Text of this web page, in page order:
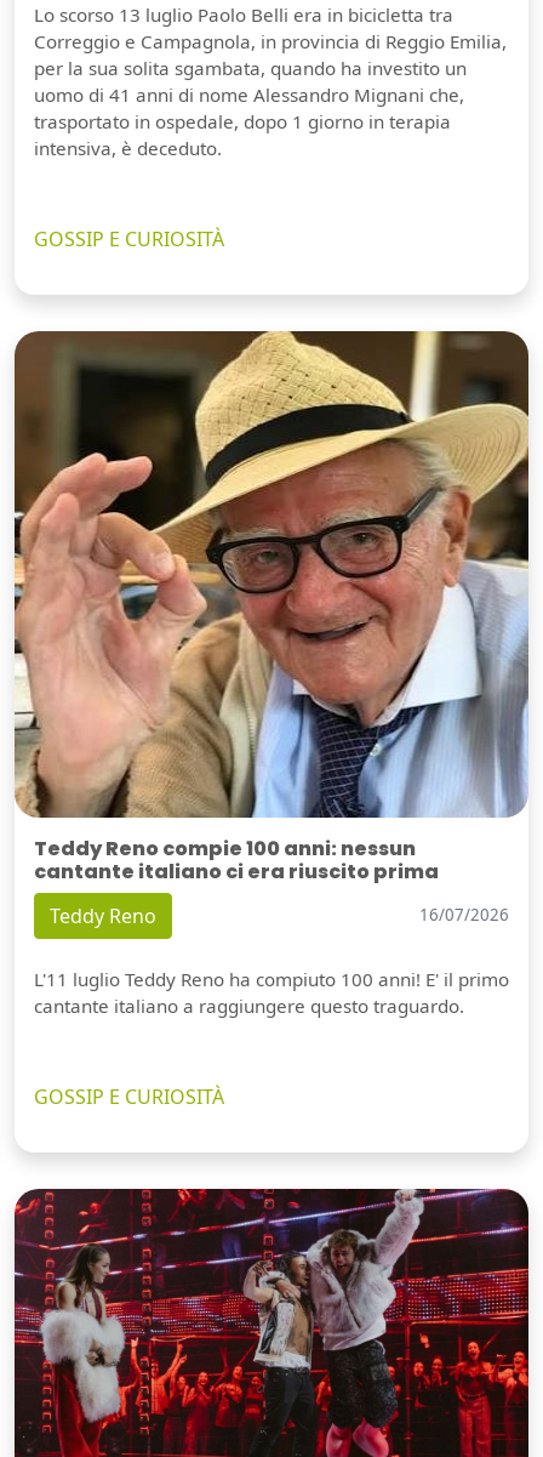
Lo scorso 13 luglio Paolo Belli era in bicicletta tra
Correggio e Campagnola, in provincia di Reggio Emilia,
per la sua solita sgambata, quando ha investito un
uomo di 41 anni di nome Alessandro Mignani che,
trasportato in ospedale, dopo 1 giorno in terapia
intensiva, è deceduto.
GOSSIP E CURIOSITÀ
Teddy Reno compie 100 anni: nessun
cantante italiano ci era riuscito prima
Teddy Reno 16/07/2026
L'11 luglio Teddy Reno ha compiuto 100 anni! E' il primo
cantante italiano a raggiungere questo traguardo.
GOSSIP E CURIOSITÀ